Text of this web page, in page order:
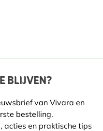
BLIJVEN?
van Vivara en
bestelling.
acties en praktische tips